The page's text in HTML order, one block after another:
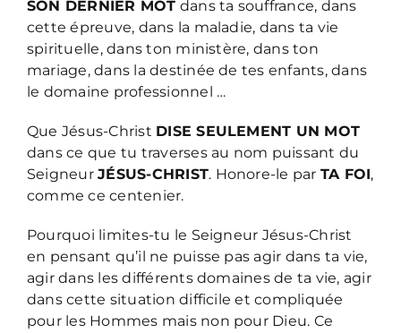
SON DERNIER MOT dans ta souffrance, dans
cette épreuve, dans la maladie, dans ta vie
spirituelle, dans ton ministère, dans ton
mariage, dans la destinée de tes enfants, dans
le domaine professionnel …
Que Jésus-Christ DISE SEULEMENT UN MOT
dans ce que tu traverses au nom puissant du
SeigneurJÉSUS-CHRIST. Honore-le par TA FOI,
comme ce centenier.
Pourquoi limites-tu le Seigneur Jésus-Christ
en pensant qu’il ne puisse pas agir dans ta vie,
agir dans les différents domaines de ta vie, agir
dans cette situation difficile et compliquée
pour les Hommes mais non pour Dieu. Ce